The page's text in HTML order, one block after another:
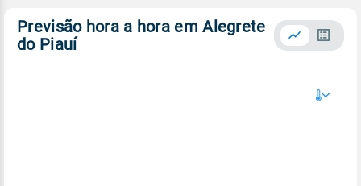
Previsão hora a hora em Alegrete
do Piauí